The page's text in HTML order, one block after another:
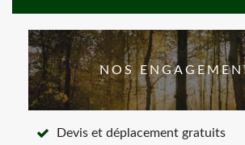
NOS
Devis et déplacement gratuits